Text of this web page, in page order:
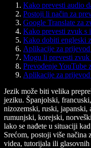
Kako prevesti audio
Postoji li način za
Google Translate za
Kako prevesti zvuk s
Kako dobiti engleski
Aplikacije za prijevod
Mogu li prevesti zvuk
Prevođenje YouTube
Aplikacije za prijevod
Jezik može biti velika
jeziku. Španjolski,
nizozemski, ruski,
rumunjski, korejski,
lako se nađete u situaciji
Srećom, postoji više načina
videa, tutorijala ili